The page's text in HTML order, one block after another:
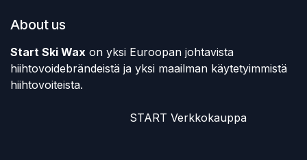
About us
Start Ski Wax on yksi Euroopan johtavista
hiihtovoidebrändeistä ja yksi maailman käytetyimmistä
hiihtovoiteista.
​START Verkkokauppa